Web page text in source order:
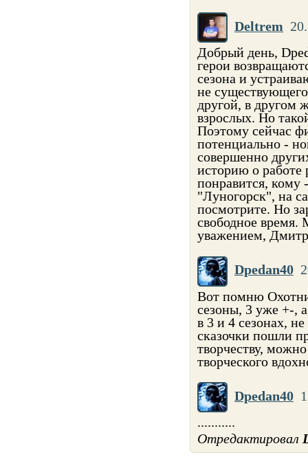
Deltrem
Добрый день,
герои
сезона и
не
другой, в другом
взрослых. Но
Поэтому сейчас
потенциально -
совершенно
историю о
понравится, кому
"Луногорск", на
посмотрите. Но
свободное время.
уважением,
Dpedan40
Вот помню
сезоны, 3 уже +-,
в 3 и 4 сезонах,
сказочки пошли
творчеству,
творческого
Dpedan40
...........
Отредактировал